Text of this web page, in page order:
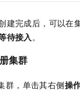
建完成后，可以在
待接入 。
集群
群 ，单击其右侧操